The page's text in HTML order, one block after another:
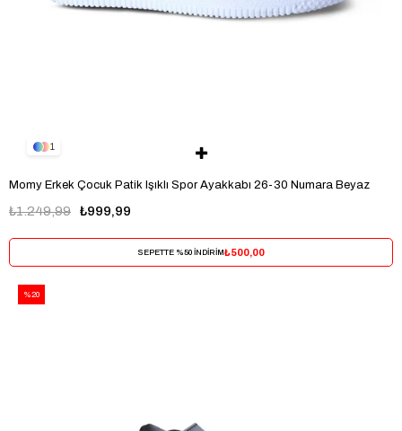
1
Momy Erkek Çocuk Patik Işıklı Spor Ayakkabı 26-30 Numara Beyaz
₺999,99
₺1.249,99
SEPETTE %50 İNDİRİM₺500,00
%20